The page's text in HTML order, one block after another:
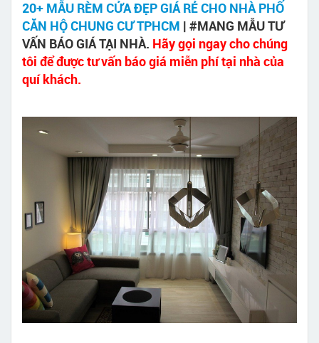
20+ MẪU RÈM CỬA ĐẸP GIÁ RẺ CHO NHÀ PHỐ
CĂN HỘ CHUNG CƯ TPHCM | #MANG MẪU TƯ
VẤN BÁO GIÁ TẠI NHÀ. Hãy gọi ngay cho chúng
tôi để được tư vấn báo giá miễn phí tại nhà của
quí khách.